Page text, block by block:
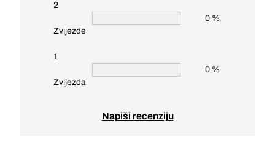
2
Zvijezde
0 %
1
Zvijezda
0 %
Napiši recenziju